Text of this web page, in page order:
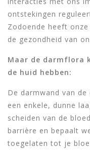
ontstekingen
Zodoende heeft
de gezondheid van
Maar de darmflora
de huid hebben:
De darmwand van
een enkele, dunne
scheiden van de
barrière en bepaalt
toegelaten tot je